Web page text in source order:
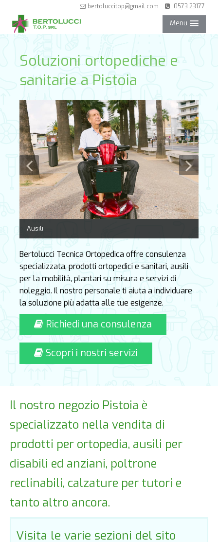
bertoluccitop@gmail.com 0573 23177
Menu
SERVIZI
PARTNER
CONTATTI
Soluzioni ortopediche e
sanitarie a Pistoia
Ausili
Bertolucci Tecnica Ortopedica offre consulenza
specializzata, prodotti ortopedici e sanitari, ausili
per la mobilità, plantari su misura e servizi di
noleggio. Il nostro personale ti aiuta a individuare
la soluzione più adatta alle tue esigenze.
Richiedi una consulenza
Scopri i nostri servizi
Il nostro negozio Pistoia è
specializzato nella vendita di
prodotti per ortopedia, ausili per
disabili ed anziani, poltrone
reclinabili, calzature per tutori e
tanto altro ancora.
Visita le varie sezioni del sito